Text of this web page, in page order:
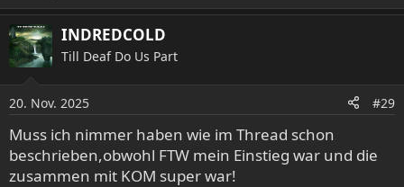
INDREDCOLD
Till Deaf Do Us Part
20. Nov. 2025 #29
Muss ich nimmer haben wie im Thread schon
beschrieben,obwohl FTW mein Einstieg war und die
zusammen mit KOM super war!